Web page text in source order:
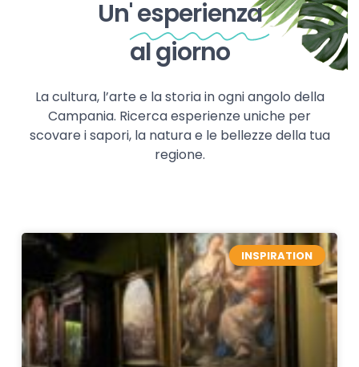
Un'esperienza
al giorno
La cultura, l’arte e la storia in ogni angolo della
Campania. Ricerca esperienze uniche per
scovare i sapori, la natura e le bellezze della tua
regione.
INSPIRATION